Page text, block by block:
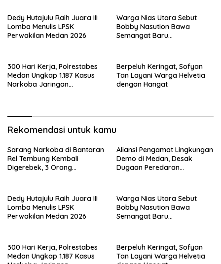
Dedy Hutajulu Raih Juara III
Lomba Menulis LPSK
Perwakilan Medan 2026
Warga Nias Utara Sebut
Bobby Nasution Bawa
Semangat Baru
300 Hari Kerja, Polrestabes
Medan Ungkap 1.187 Kasus
Narkoba Jaringan
Berpeluh Keringat, Sofyan
Tan Layani Warga Helvetia
dengan Hangat
Rekomendasi untuk kamu
Sarang Narkoba di Bantaran
Rel Tembung Kembali
Digerebek, 3 Orang
Aliansi Pengamat Lingkungan
Demo di Medan, Desak
Dugaan Peredaran
Dedy Hutajulu Raih Juara III
Lomba Menulis LPSK
Perwakilan Medan 2026
Warga Nias Utara Sebut
Bobby Nasution Bawa
Semangat Baru
300 Hari Kerja, Polrestabes
Medan Ungkap 1.187 Kasus
Berpeluh Keringat, Sofyan
Tan Layani Warga Helvetia